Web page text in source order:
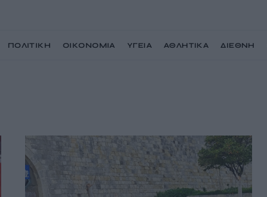
ΠΟΛΙΤΙΚΗ ΟΙΚΟΝΟΜΙΑ ΥΓΕΙΑ ΑΘΛΗΤΙΚΑ ΔΙΕΘΝΗ